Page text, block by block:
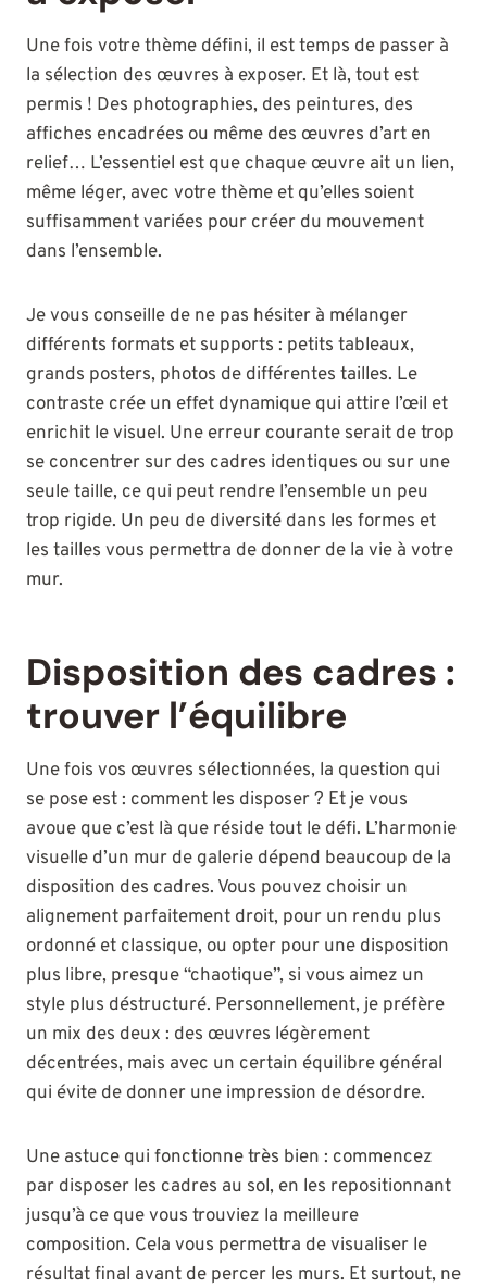
Une fois votre thème défini, il est temps de passer à
la sélection des œuvres à exposer. Et là, tout est
permis ! Des photographies, des peintures, des
affiches encadrées ou même des œuvres d’art en
relief… L’essentiel est que chaque œuvre ait un lien,
même léger, avec votre thème et qu’elles soient
suffisamment variées pour créer du mouvement
dans l’ensemble.
Je vous conseille de ne pas hésiter à mélanger
différents formats et supports : petits tableaux,
grands posters, photos de différentes tailles. Le
contraste crée un effet dynamique qui attire l’œil et
enrichit le visuel. Une erreur courante serait de trop
se concentrer sur des cadres identiques ou sur une
seule taille, ce qui peut rendre l’ensemble un peu
trop rigide. Un peu de diversité dans les formes et
les tailles vous permettra de donner de la vie à votre
mur.
Disposition des cadres :
trouver l’équilibre
Une fois vos œuvres sélectionnées, la question qui
se pose est : comment les disposer ? Et je vous
avoue que c’est là que réside tout le défi. L’harmonie
visuelle d’un mur de galerie dépend beaucoup de la
disposition des cadres. Vous pouvez choisir un
alignement parfaitement droit, pour un rendu plus
ordonné et classique, ou opter pour une disposition
plus libre, presque “chaotique”, si vous aimez un
style plus déstructuré. Personnellement, je préfère
un mix des deux : des œuvres légèrement
décentrées, mais avec un certain équilibre général
qui évite de donner une impression de désordre.
Une astuce qui fonctionne très bien : commencez
par disposer les cadres au sol, en les repositionnant
jusqu’à ce que vous trouviez la meilleure
composition. Cela vous permettra de visualiser le
résultat final avant de percer les murs. Et surtout, ne